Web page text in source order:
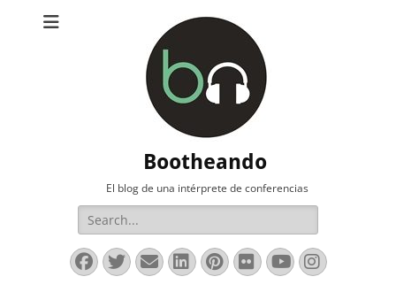
Bootheando
El blog de una intérprete de conferencias
Buscar:
Facebook
Twitter
Correo
electrónico
LinkedIn
Pinterest
FlickrYouTube